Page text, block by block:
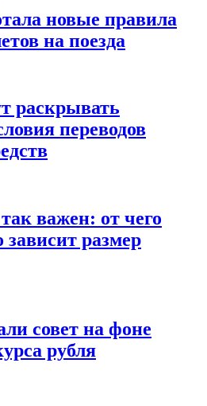
новые правила
на поезда
раскрывать
переводов
важен: от чего
зависит размер
совет на фоне
рубля